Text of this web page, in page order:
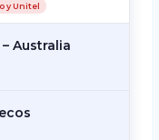
y Unitel
Australia